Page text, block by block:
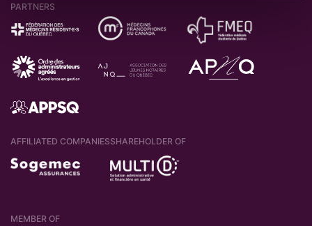
PARTNERS
AFFILIATED COMPANIESSHAREHOLDER OF
MEMBER OF